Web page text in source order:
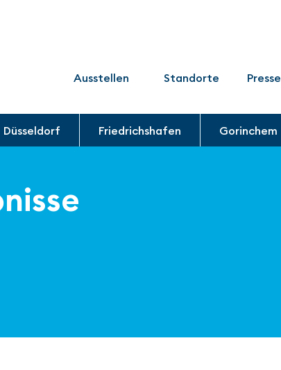
Ausstellen Standorte Presse
Düsseldorf Friedrichshafen Gorinchem